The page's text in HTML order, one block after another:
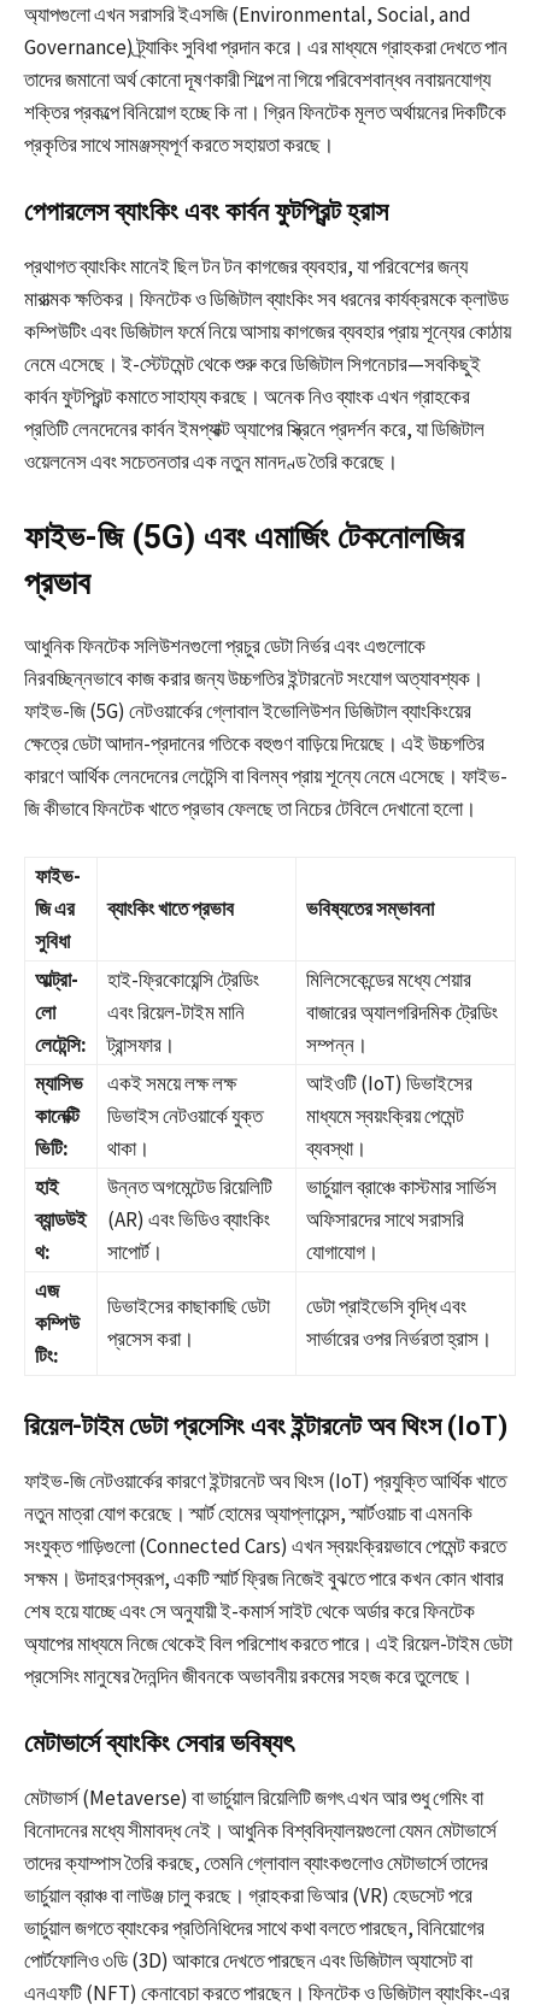
অ্যাপগুলো এখন সরাসরি ইএসজি (Environmental, Social, and
Governance) ট্র্যাকিং সুবিধা প্রদান করে। এর মাধ্যমে গ্রাহকরা দেখতে পান
তাদের জমানো অর্থ কোনো দূষণকারী শিল্পে না গিয়ে পরিবেশবান্ধব নবায়নযোগ্য
শক্তির প্রকল্পে বিনিয়োগ হচ্ছে কি না। গ্রিন ফিনটেক মূলত অর্থায়নের দিকটিকে
প্রকৃতির সাথে সামঞ্জস্যপূর্ণ করতে সহায়তা করছে।
পেপারলেস ব্যাংকিং এবং কার্বন ফুটপ্রিন্ট হ্রাস
প্রথাগত ব্যাংকিং মানেই ছিল টন টন কাগজের ব্যবহার, যা পরিবেশের জন্য
মারাত্মক ক্ষতিকর। ফিনটেক ও ডিজিটাল ব্যাংকিং সব ধরনের কার্যক্রমকে ক্লাউড
কম্পিউটিং এবং ডিজিটাল ফর্মে নিয়ে আসায় কাগজের ব্যবহার প্রায় শূন্যের কোঠায়
নেমে এসেছে। ই-স্টেটমেন্ট থেকে শুরু করে ডিজিটাল সিগনেচার—সবকিছুই
কার্বন ফুটপ্রিন্ট কমাতে সাহায্য করছে। অনেক নিও ব্যাংক এখন গ্রাহকের
প্রতিটি লেনদেনের কার্বন ইমপ্যাক্ট অ্যাপের স্ক্রিনে প্রদর্শন করে, যা ডিজিটাল
ওয়েলনেস এবং সচেতনতার এক নতুন মানদণ্ড তৈরি করেছে।
ফাইভ-জি (5G) এবং এমার্জিং টেকনোলজির
প্রভাব
আধুনিক ফিনটেক সলিউশনগুলো প্রচুর ডেটা নির্ভর এবং এগুলোকে
নিরবচ্ছিন্নভাবে কাজ করার জন্য উচ্চগতির ইন্টারনেট সংযোগ অত্যাবশ্যক।
ফাইভ-জি (5G) নেটওয়ার্কের গ্লোবাল ইভোলিউশন ডিজিটাল ব্যাংকিংয়ের
ক্ষেত্রে ডেটা আদান-প্রদানের গতিকে বহুগুণ বাড়িয়ে দিয়েছে। এই উচ্চগতির
কারণে আর্থিক লেনদেনের লেটেন্সি বা বিলম্ব প্রায় শূন্যে নেমে এসেছে। ফাইভ-
জি কীভাবে ফিনটেক খাতে প্রভাব ফেলছে তা নিচের টেবিলে দেখানো হলো।
ফাইভ-
জি এর
সুবিধা
ব্যাংকিং খাতে প্রভাব ভবিষ্যতের সম্ভাবনা
আল্ট্রা-
লো
লেটেন্সি:
হাই-ফ্রিকোয়েন্সি ট্রেডিং
এবং রিয়েল-টাইম মানি
ট্রান্সফার।
মিলিসেকেন্ডের মধ্যে শেয়ার
বাজারের অ্যালগরিদমিক ট্রেডিং
সম্পন্ন।
ম্যাসিভ
কানেক্টি
ভিটি:
একই সময়ে লক্ষ লক্ষ
ডিভাইস নেটওয়ার্কে যুক্ত
থাকা।
আইওটি (IoT) ডিভাইসের
মাধ্যমে স্বয়ংক্রিয় পেমেন্ট
ব্যবস্থা।
হাই
ব্যান্ডউই
থ:
উন্নত অগমেন্টেড রিয়েলিটি
(AR) এবং ভিডিও ব্যাংকিং
সাপোর্ট।
ভার্চুয়াল ব্রাঞ্চে কাস্টমার সার্ভিস
অফিসারদের সাথে সরাসরি
যোগাযোগ।
এজ
কম্পিউ
টিং:
ডিভাইসের কাছাকাছি ডেটা
প্রসেস করা।
ডেটা প্রাইভেসি বৃদ্ধি এবং
সার্ভারের ওপর নির্ভরতা হ্রাস।
রিয়েল-টাইম ডেটা প্রসেসিং এবং ইন্টারনেট অব থিংস (IoT)
ফাইভ-জি নেটওয়ার্কের কারণে ইন্টারনেট অব থিংস (IoT) প্রযুক্তি আর্থিক খাতে
নতুন মাত্রা যোগ করেছে। স্মার্ট হোমের অ্যাপ্লায়েন্স, স্মার্টওয়াচ বা এমনকি
সংযুক্ত গাড়িগুলো (Connected Cars) এখন স্বয়ংক্রিয়ভাবে পেমেন্ট করতে
সক্ষম। উদাহরণস্বরূপ, একটি স্মার্ট ফ্রিজ নিজেই বুঝতে পারে কখন কোন খাবার
শেষ হয়ে যাচ্ছে এবং সে অনুযায়ী ই-কমার্স সাইট থেকে অর্ডার করে ফিনটেক
অ্যাপের মাধ্যমে নিজে থেকেই বিল পরিশোধ করতে পারে। এই রিয়েল-টাইম ডেটা
প্রসেসিং মানুষের দৈনন্দিন জীবনকে অভাবনীয় রকমের সহজ করে তুলেছে।
মেটাভার্সে ব্যাংকিং সেবার ভবিষ্যৎ
মেটাভার্স (Metaverse) বা ভার্চুয়াল রিয়েলিটি জগৎ এখন আর শুধু গেমিং বা
বিনোদনের মধ্যে সীমাবদ্ধ নেই। আধুনিক বিশ্ববিদ্যালয়গুলো যেমন মেটাভার্সে
তাদের ক্যাম্পাস তৈরি করছে, তেমনি গ্লোবাল ব্যাংকগুলোও মেটাভার্সে তাদের
ভার্চুয়াল ব্রাঞ্চ বা লাউঞ্জ চালু করছে। গ্রাহকরা ভিআর (VR) হেডসেট পরে
ভার্চুয়াল জগতে ব্যাংকের প্রতিনিধিদের সাথে কথা বলতে পারছেন, বিনিয়োগের
পোর্টফোলিও ৩ডি (3D) আকারে দেখতে পারছেন এবং ডিজিটাল অ্যাসেট বা
এনএফটি (NFT) কেনাবেচা করতে পারছেন। ফিনটেক ও ডিজিটাল ব্যাংকিং-এর